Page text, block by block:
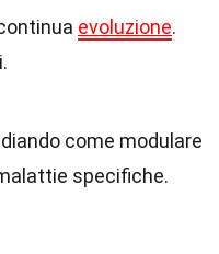
evoluzione.
come modulare
specifiche.